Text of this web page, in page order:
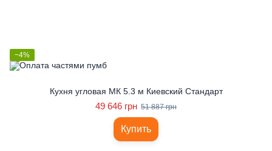
−4%
Кухня угловая МК 5.3 м Киевский Стандарт
49 646 грн 51 887 грн
Купить